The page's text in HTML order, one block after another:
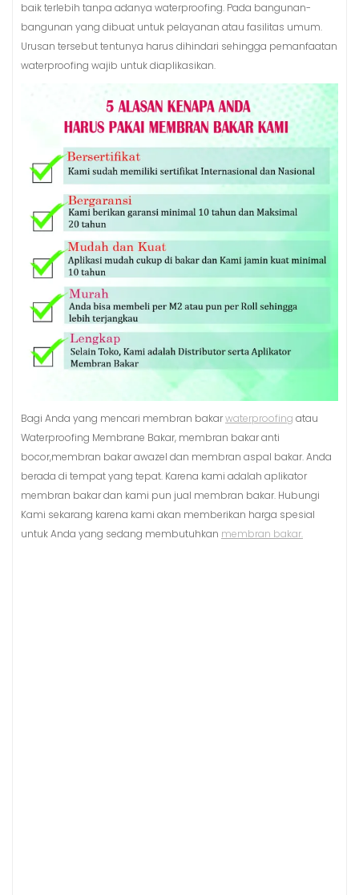
baik terlebih tanpa adanya waterproofing. Pada bangunan-
bangunan yang dibuat untuk pelayanan atau fasilitas umum.
Urusan tersebut tentunya harus dihindari sehingga pemanfaatan
waterproofing wajib untuk diaplikasikan.
Bagi Anda yang mencari membran bakarwaterproofing atau
Waterproofing Membrane Bakar, membran bakar anti
bocor,membran bakar awazel dan membran aspal bakar. Anda
berada di tempat yang tepat. Karena kami adalah aplikator
membran bakar dan kami pun jual membran bakar. Hubungi
Kami sekarang karena kami akan memberikan harga spesial
untuk Anda yang sedang membutuhkan membran bakar.